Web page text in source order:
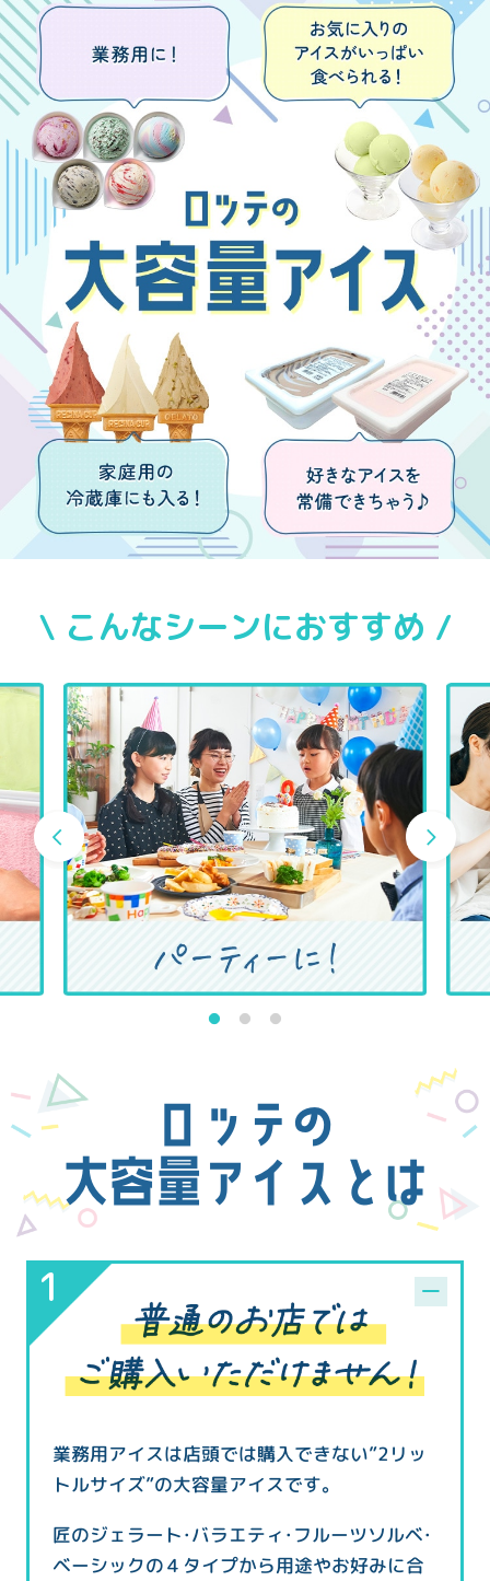
\ こんなシーンにおすすめ /
1 2 3
ロッテの
大容量アイスとは
業務用アイスは店頭では購入できない”2リッ
トルサイズ”の大容量アイスです。
匠のジェラート・バラエティ・フルーツソルベ・
ベーシックの４タイプから用途やお好みに合